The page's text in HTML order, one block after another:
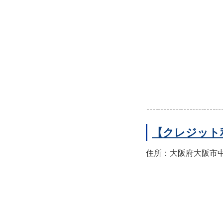
【クレジッ
住所：大阪府大阪市